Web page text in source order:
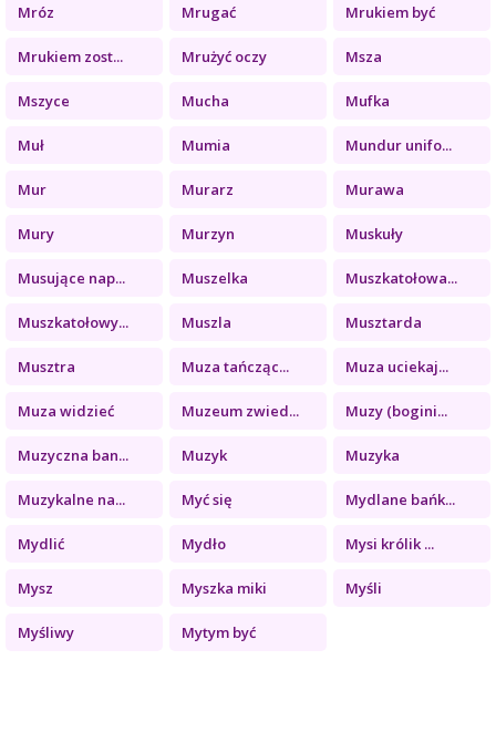
Mróz Mrugać Mrukiem być
Mrukiem zost... Mrużyć oczy Msza
Mszyce Mucha Mufka
Muł Mumia Mundur unifo...
Mur Murarz Murawa
Mury Murzyn Muskuły
Musujące nap... Muszelka Muszkatołowa...
Muszkatołowy... Muszla Musztarda
Musztra Muza tańcząc... Muza uciekaj...
Muza widzieć Muzeum zwied... Muzy (bogini...
Muzyczna ban... Muzyk Muzyka
Muzykalne na... Myć się Mydlane bańk...
Mydlić Mydło Mysi królik ...
Mysz Myszka miki Myśli
Myśliwy Mytym być